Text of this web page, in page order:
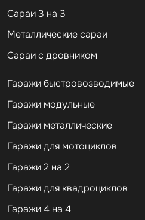
Сараи 3 на 3
Металлические сараи
Сараи с дровником
Гаражи быстровозводимые
Гаражи модульные
Гаражи металлические
Гаражи для мотоциклов
Гаражи 2 на 2
Гаражи для квадроциклов
Гаражи 4 на 4